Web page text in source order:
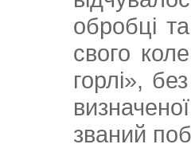
обробці
свого
горлі»,
званий